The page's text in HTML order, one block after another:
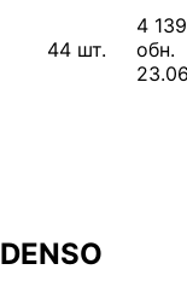
44 шт.
4
обн.
DENSO